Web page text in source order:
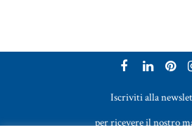
Iscriviti alla
per ricevere il nostro